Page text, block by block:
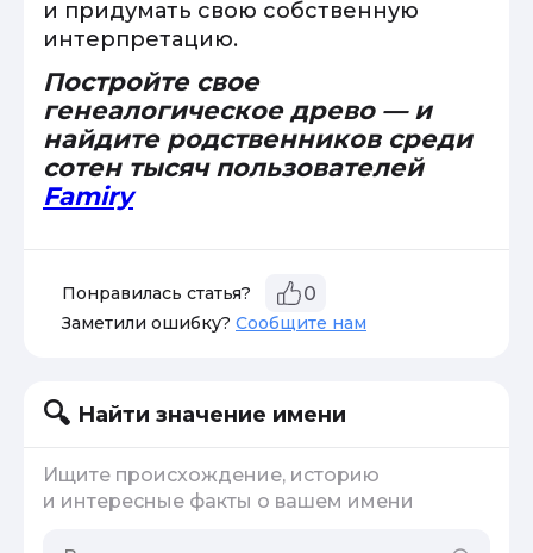
и придумать свою собственную
интерпретацию.
Постройте свое
генеалогическое древо — и
найдите родственников среди
сотен тысяч пользователей
Famiry
Понравилась статья? 0
Заметили ошибку? Сообщите нам
Найти значение имени
Ищите происхождение, историю
и интересные факты о вашем имени